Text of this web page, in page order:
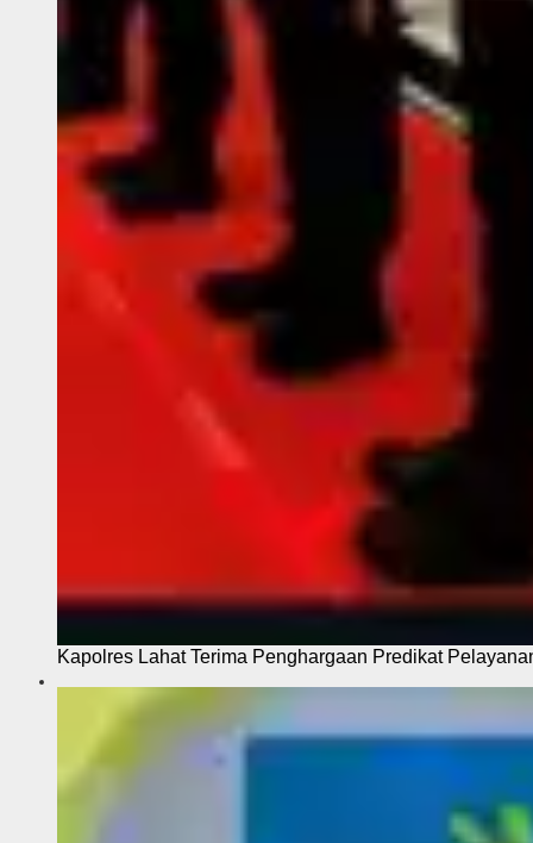
Kapolres Lahat Terima Penghargaan Predikat